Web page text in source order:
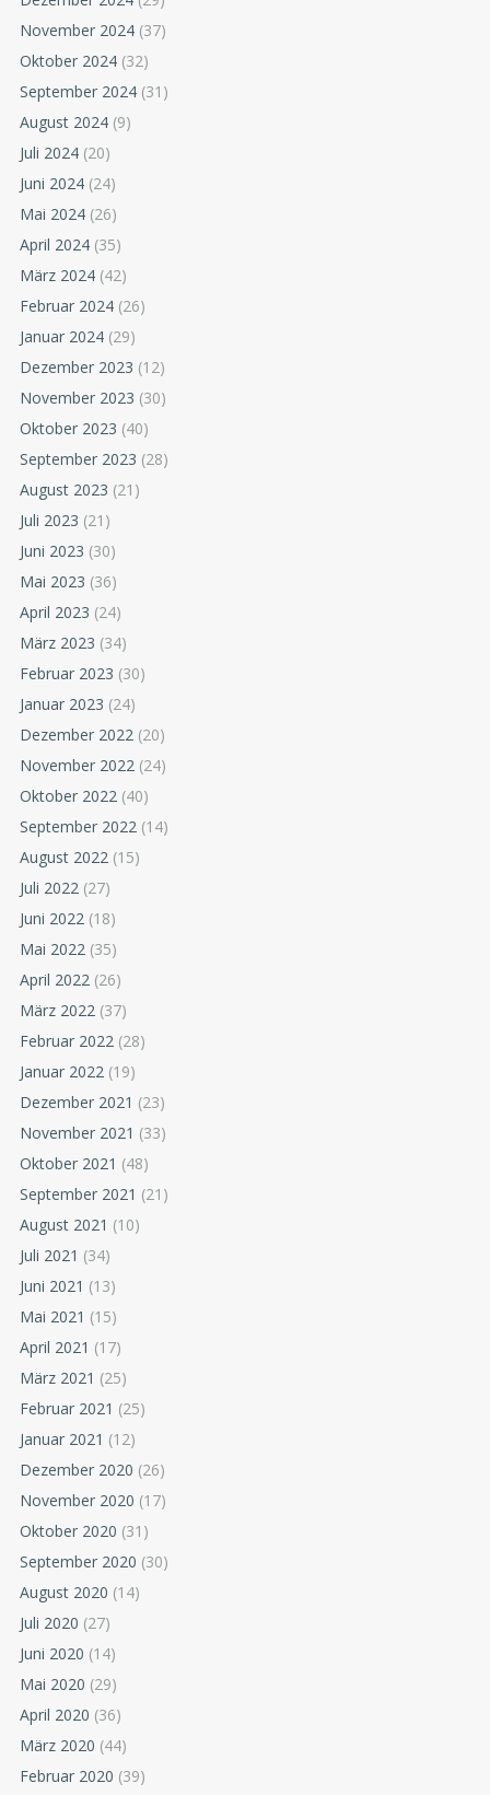
November 2024 (37)
Oktober 2024 (32)
September 2024 (31)
August 2024 (9)
Juli 2024 (20)
Juni 2024 (24)
Mai 2024 (26)
April 2024 (35)
März 2024 (42)
Februar 2024 (26)
Januar 2024 (29)
Dezember 2023 (12)
November 2023 (30)
Oktober 2023 (40)
September 2023 (28)
August 2023 (21)
Juli 2023 (21)
Juni 2023 (30)
Mai 2023 (36)
April 2023 (24)
März 2023 (34)
Februar 2023 (30)
Januar 2023 (24)
Dezember 2022 (20)
November 2022 (24)
Oktober 2022 (40)
September 2022 (14)
August 2022 (15)
Juli 2022 (27)
Juni 2022 (18)
Mai 2022 (35)
April 2022 (26)
März 2022 (37)
Februar 2022 (28)
Januar 2022 (19)
Dezember 2021 (23)
November 2021 (33)
Oktober 2021 (48)
September 2021 (21)
August 2021 (10)
Juli 2021 (34)
Juni 2021 (13)
Mai 2021 (15)
April 2021 (17)
März 2021 (25)
Februar 2021 (25)
Januar 2021 (12)
Dezember 2020 (26)
November 2020 (17)
Oktober 2020 (31)
September 2020 (30)
August 2020 (14)
Juli 2020 (27)
Juni 2020 (14)
Mai 2020 (29)
April 2020 (36)
März 2020 (44)
Februar 2020 (39)